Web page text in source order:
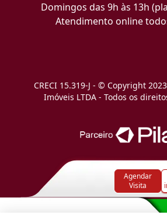
Agendar
Visita
Domingos das 9h às 13h
Atendimento online
CRECI 15.319-J - © Copyright
Imóveis LTDA - Todos os